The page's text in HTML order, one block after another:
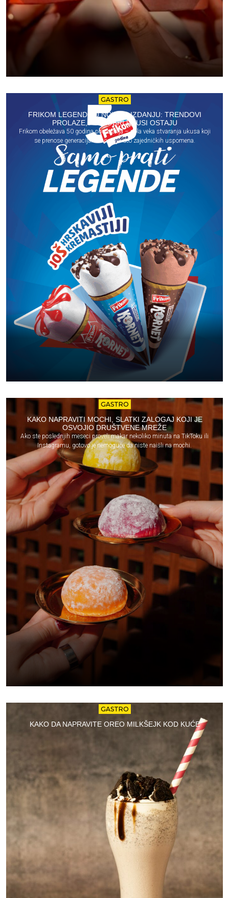
GASTRO
FRIKOM LEGENDE U NOVOM IZDANJU: TRENDOVI
PROLAZE, ALI DOBRI UKUSI OSTAJU
Frikom obeležava 50 godina postojanja – pola veka stvaranja ukusa koji
se prenose generacijama i ostaju deo zajedničkih uspomena.
GASTRO
KAKO NAPRAVITI MOCHI, SLATKI ZALOGAJ KOJI JE
OSVOJIO DRUŠTVENE MREŽE
Ako ste poslednjih meseci proveli makar nekoliko minuta na TikToku ili
Instagramu, gotovo je nemoguće da niste naišli na mochi.
GASTRO
KAKO DA NAPRAVITE OREO MILKŠEJK KOD KUĆE